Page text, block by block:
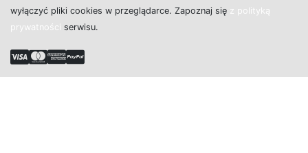
wyłączyć pliki cookies w przeglądarce. Zapoznaj się z polityką
prywatności serwisu.